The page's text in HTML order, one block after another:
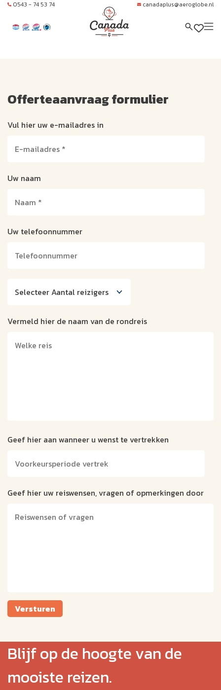
0543 - 74 53 74 canadaplus@aeroglobe.nl
Offerteaanvraag formulier
Vul hier uw e-mailadres in
Uw naam
Uw telefoonnummer
Vermeld hier de naam van de rondreis
Geef hier aan wanneer u wenst te vertrekken
Geef hier uw reiswensen, vragen of opmerkingen door
Versturen
Blijf op de hoogte van de
mooiste reizen.